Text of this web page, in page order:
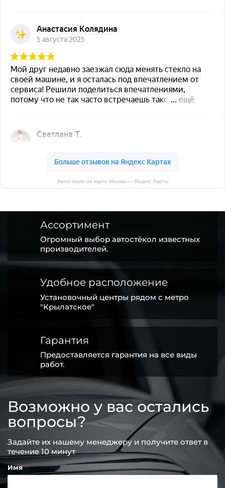
Автостекло на карте Москвы — Яндекс Карты
Ассортимент
Огромный выбор автостёкол известных
производителей.
Удобное расположение
Установочный центры рядом с метро
"Крылатское"
Гарантия
Предоставляется гарантия на все виды
работ.
Возможно у вас остались
вопросы?
Задайте их нашему менеджеру и получите ответ в
течение 10 минут
Имя